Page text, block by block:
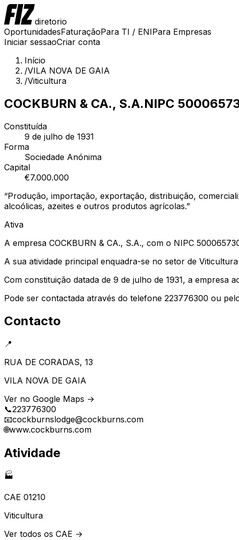
diretorio
OportunidadesFaturaçãoPara TI / ENIPara Empresas
Iniciar sessaoCriar conta
Início
/VILA NOVA DE GAIA
/Viticultura
COCKBURN & CA., S.A.NIPC
Constituída
9 de julho de 1931
Forma
Sociedade Anónima
Capital
€7.000.000
“Produção, importação, exportação, distribuição,
alcoólicas, azeites e outros produtos agrícolas.”
Ativa
A empresa COCKBURN & CA., S.A., com o NIPC
A sua atividade principal enquadra-se no setor de Viticultura
Com constituição datada de 9 de julho de 1931, a empresa
Pode ser contactada através do telefone 223776300 ou
Contacto
📍
RUA DE CORADAS, 13
VILA NOVA DE GAIA
Ver no Google Maps →
📞223776300
📧cockburnslodge@cockburns.com
🌐www.cockburns.com
Atividade
🏭
CAE 01210
Viticultura
Ver todos os CAE →